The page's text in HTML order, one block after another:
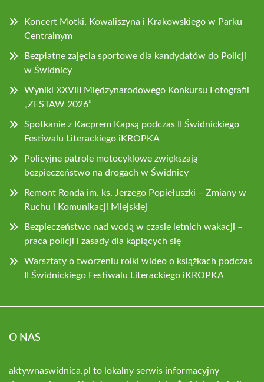
Koncert Motki, Kowaliszyna i Krakowskiego w Parku
Centralnym
Bezpłatne zajęcia sportowe dla kandydatów do Policji
w Świdnicy
Wyniki XXVIII Międzynarodowego Konkursu Fotografii
„ZESTAW 2026”
Spotkanie z Kacprem Kapsą podczas II Świdnickiego
Festiwalu Literackiego iKROPKA
Policyjne patrole motocyklowe zwiększają
bezpieczeństwo na drogach w Świdnicy
Remont Ronda im. ks. Jerzego Popiełuszki – Zmiany w
Ruchu i Komunikacji Miejskiej
Bezpieczeństwo nad wodą w czasie letnich wakacji –
praca policji i zasady dla kąpiących się
Warsztaty o tworzeniu rolki wideo o książkach podczas
II Świdnickiego Festiwalu Literackiego iKROPKA
O NAS
aktywnaswidnica.pl to lokalny serwis informacyjny